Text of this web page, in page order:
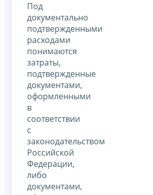
Под
документально
подтвержденными
расходами
понимаются
затраты,
подтвержденные
документами,
оформленными
в
соответствии
с
законодательством
Российской
Федерации,
либо
документами,